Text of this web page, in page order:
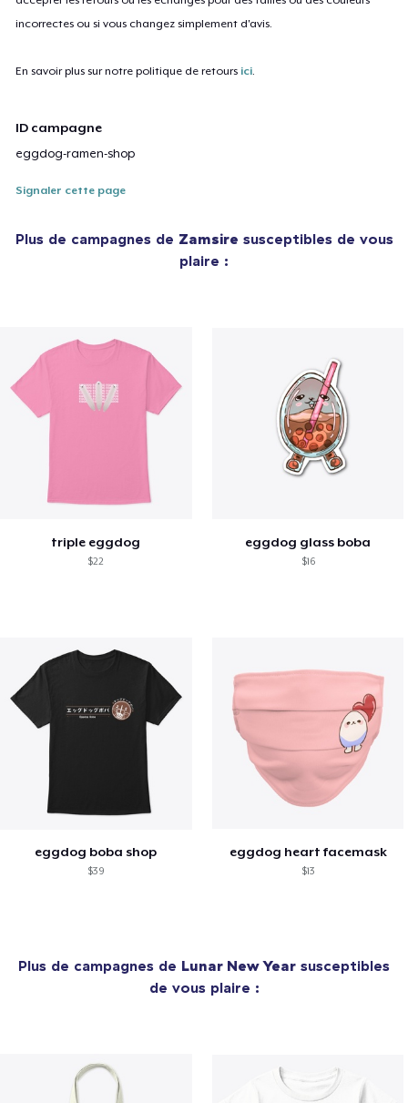
incorrectes ou si vous changez simplement d'avis.
En savoir plus sur notre politique de retours ici
ID campagne
eggdog-ramen-shop
Signaler cette page
Plus de campagnes de Zamsire susceptibles de vous
plaire :
triple eggdog
$22
eggdog glass boba
$16
eggdog boba shop
$39
eggdog heart facemask
$13
Plus de campagnes de Lunar New Year susceptibles
de vous plaire :